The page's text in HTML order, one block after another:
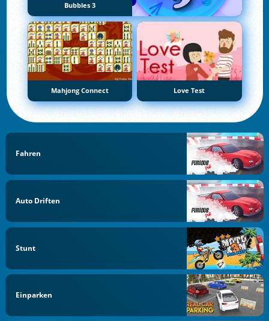
Bubbles 3
Mahjong Connect Love Test
Fahren
Auto Driften
Stunt
Einparken